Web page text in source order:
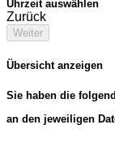
Uhrzeit auswählen
Zurück
Weiter
Übersicht anzeigen
Sie haben die
an den jeweiligen